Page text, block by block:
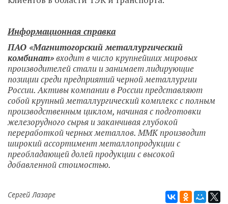
Информационная справка
ПАО «Магнитогорский металлургический
комбинат»входит в число крупнейших мировых
производителей стали и занимает лидирующие
позиции среди предприятий черной металлургии
России. Активы компании в России представляют
собой крупный металлургический комплекс с полным
производственным циклом, начиная с подготовки
железорудного сырья и заканчивая глубокой
переработкой черных металлов. ММК производит
широкий ассортимент металлопродукции с
преобладающей долей продукции с высокой
добавленной стоимостью.
Сергей Лазаре